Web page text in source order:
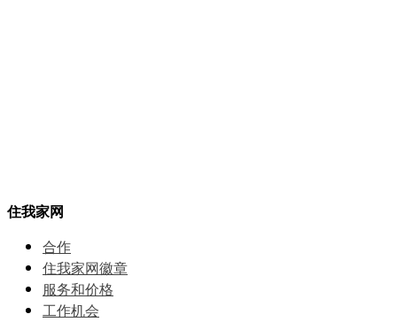
住我家网
合作
住我家网徽章
服务和价格
⼯作机会